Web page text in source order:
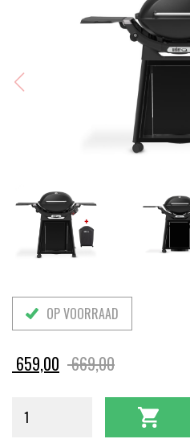
OP VOORRAAD
669,00
prijs
659,00
Huidige
prijs